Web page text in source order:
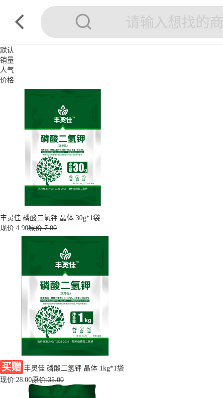
默认
销量
人气
价格
丰灵佳 磷酸二氢钾 晶体 30g*1袋
现价:4.90原价:7.00
买赠 丰灵佳 磷酸二氢钾 晶体 1kg*1袋
现价:28.00原价:35.00